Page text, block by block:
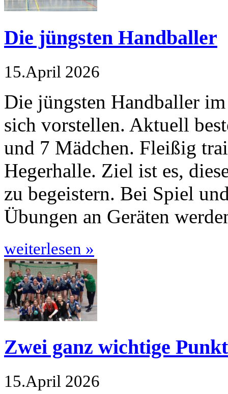
Die jüngsten Handballer
15.April 2026
Die jüngsten Handballer
sich vorstellen. Aktuell
und 7 Mädchen. Fleißig
Hegerhalle. Ziel ist es,
zu begeistern. Bei Spiel
Übungen an Geräten
weiterlesen »
Zwei ganz wichtige
15.April 2026